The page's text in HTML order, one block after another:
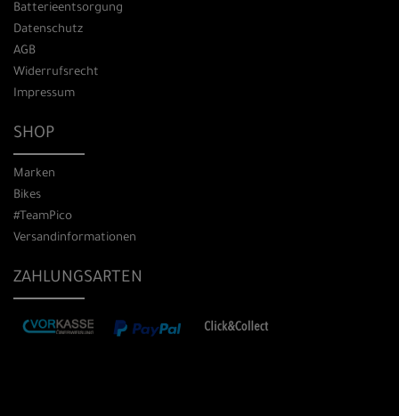
Batterieentsorgung
Datenschutz
AGB
Widerrufsrecht
Impressum
SHOP
Marken
Bikes
#TeamPico
Versandinformationen
ZAHLUNGSARTEN